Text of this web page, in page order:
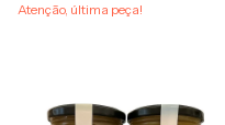
Atenção, última peça!